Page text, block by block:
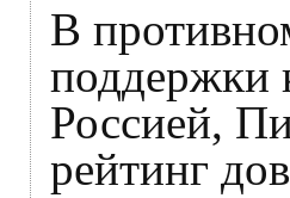
В
поддержки
Россией,
рейтинг